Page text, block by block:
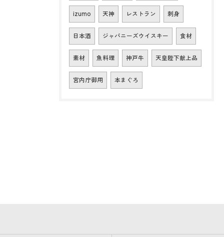
izumo 天神 レストラン 刺身
日本酒 ジャパニーズウイスキー 食材
素材 魚料理 神戸牛 天皇陛下献上品
宮内庁御用 本まぐろ